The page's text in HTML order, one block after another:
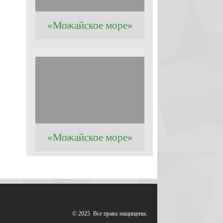
«Можайское море»
«Можайское море»
© 2025 Все права зищищены.